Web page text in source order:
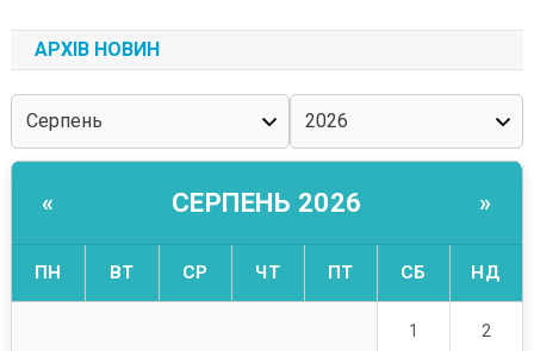
АРХІВ НОВИН
« СЕРПЕНЬ 2026 »
ПН ВТ СР ЧТ ПТ СБ НД
1 2